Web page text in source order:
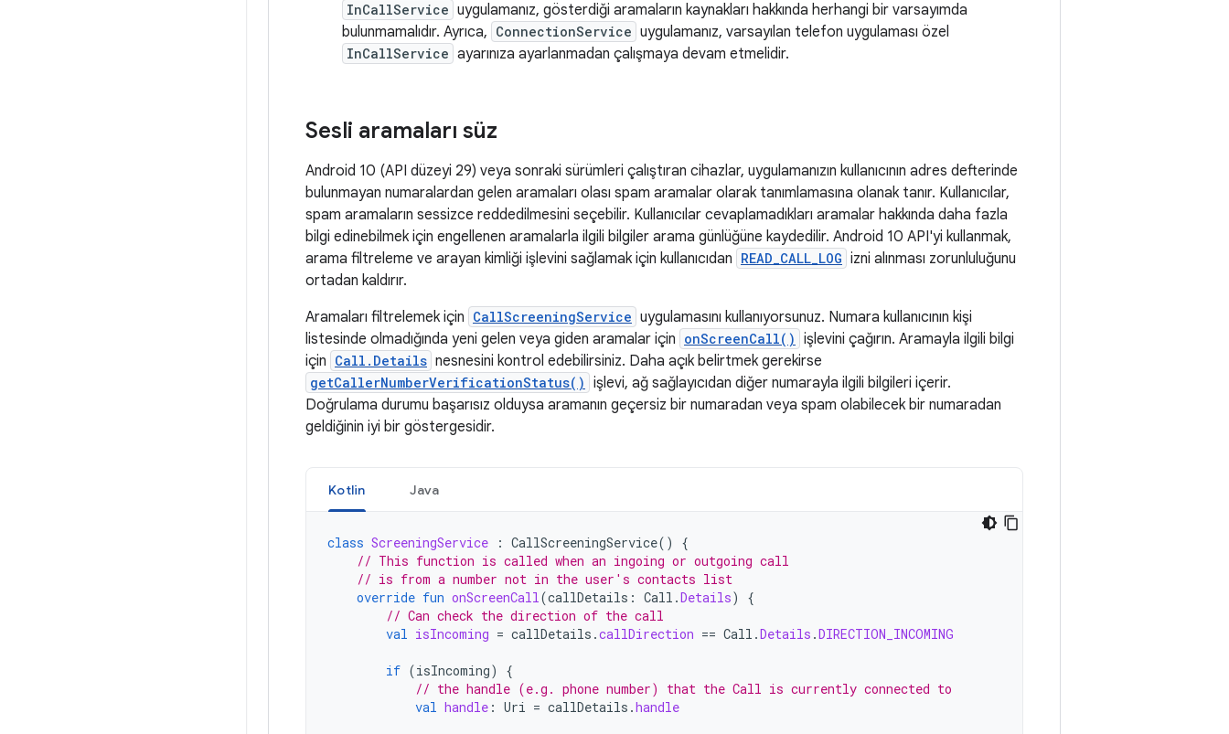
InCallService uygulamanız, gösterdiği aramaların kaynakları hakkında herhangi bir varsayımda
bulunmamalıdır. Ayrıca, ConnectionService uygulamanız, varsayılan telefon uygulaması özel
InCallService ayarınıza ayarlanmadan çalışmaya devam etmelidir.
Sesli aramaları süz
Android 10 (API düzeyi 29) veya sonraki sürümleri çalıştıran cihazlar, uygulamanızın kullanıcının adres defterinde
bulunmayan numaralardan gelen aramaları olası spam aramalar olarak tanımlamasına olanak tanır. Kullanıcılar,
spam aramaların sessizce reddedilmesini seçebilir. Kullanıcılar cevaplamadıkları aramalar hakkında daha fazla
bilgi edinebilmek için engellenen aramalarla ilgili bilgiler arama günlüğüne kaydedilir. Android 10 API'yi kullanmak,
arama filtreleme ve arayan kimliği işlevini sağlamak için kullanıcıdan READ_CALL_LOG izni alınması zorunluluğunu
ortadan kaldırır.
Aramaları filtrelemek için CallScreeningService uygulamasını kullanıyorsunuz. Numara kullanıcının kişi
listesinde olmadığında yeni gelen veya giden aramalar için onScreenCall() işlevini çağırın. Aramayla ilgili bilgi
için Call.Details nesnesini kontrol edebilirsiniz. Daha açık belirtmek gerekirse
getCallerNumberVerificationStatus() işlevi, ağ sağlayıcıdan diğer numarayla ilgili bilgileri içerir.
Doğrulama durumu başarısız olduysa aramanın geçersiz bir numaradan veya spam olabilecek bir numaradan
geldiğinin iyi bir göstergesidir.
Kotlin Java
class ScreeningService : CallScreeningService()
{
// This function is called when an ingoing or outgoing call
// is from a number not in the user's contacts list
override fun onScreenCall(callDetails : Call .Details)
{
// Can check the direction of the call
val isIncoming = callDetails .callDirection == Call .Details .DIRECTION_INCOMING
if (isIncoming)
{
// the handle (e.g. phone number) that the Call is currently connected to
val handle : Uri = callDetails .handle